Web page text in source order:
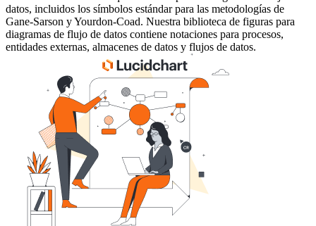
datos, incluidos los símbolos estándar para las metodologías de
Gane-Sarson y Yourdon-Coad. Nuestra biblioteca de figuras para
diagramas de flujo de datos contiene notaciones para procesos,
entidades externas, almacenes de datos y flujos de datos.